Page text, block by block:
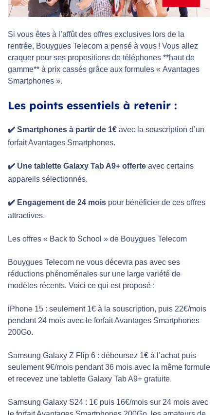
Si vous êtes à l’affût des offres exclusives lors de la
rentrée, Bouygues Telecom a pensé à vous ! Vous allez
craquer pour ses propositions de téléphones **haut de
gamme** à prix cassés grâce aux formules « Avantages
Smartphones ».
Les points essentiels à retenir :
✔️ Smartphones à partir de 1€ avec la souscription d’un
forfait Avantages Smartphones.
✔️ Une tablette Galaxy Tab A9+ offerte avec certains
appareils sélectionnés.
✔️ Engagement de 24 mois pour bénéficier de ces offres
attractives.
Les offres « Back to School » de Bouygues Telecom
Bouygues Telecom ne vous décevra pas avec ses
réductions phénoménales sur une large variété de
modèles récents. Voici ce qui est proposé :
iPhone 15 : seulement 1€ à la souscription, puis 22€/mois
pendant 24 mois avec le forfait Avantages Smartphones
200Go.
Samsung Galaxy Z Flip 6 : déboursez 1€ à l’achat puis
seulement 9€/mois pendant 36 mois avec la même formule
et recevez une tablette Galaxy Tab A9+ gratuite.
Samsung Galaxy S24 : 1€ puis 16€/mois sur 24 mois avec